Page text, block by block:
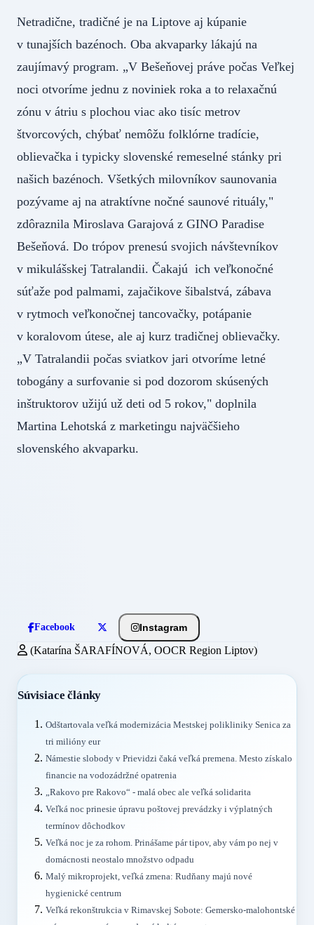
Netradične, tradičné je na Liptove aj kúpanie
v tunajších bazénoch. Oba akvaparky lákajú na
zaujímavý program. „V Bešeňovej práve počas Veľkej
noci otvoríme jednu z noviniek roka a to relaxačnú
zónu v átriu s plochou viac ako tisíc metrov
štvorcových, chýbať nemôžu folklórne tradície,
oblievačka i typicky slovenské remeselné stánky pri
našich bazénoch. Všetkých milovníkov saunovania
pozývame aj na atraktívne nočné saunové rituály,"
zdôraznila Miroslava Garajová z GINO Paradise
Bešeňová. Do trópov prenesú svojich návštevníkov
v mikulášskej Tatralandii. Čakajú ich veľkonočné
súťaže pod palmami, zajačikove šibalstvá, zábava
v rytmoch veľkonočnej tancovačky, potápanie
v koralovom útese, ale aj kurz tradičnej oblievačky.
„V Tatralandii počas sviatkov jari otvoríme letné
tobogány a surfovanie si pod dozorom skúsených
inštruktorov užijú už deti od 5 rokov," doplnila
Martina Lehotská z marketingu najväčšieho
slovenského akvaparku.
Facebook Instagram
(Katarína ŠARAFÍNOVÁ, OOCR Region Liptov)
Súvisiace články
Odštartovala veľká modernizácia Mestskej polikliniky Senica za
tri milióny eur
Námestie slobody v Prievidzi čaká veľká premena. Mesto získalo
financie na vodozádržné opatrenia
„Rakovo pre Rakovo“ - malá obec ale veľká solidarita
Veľká noc prinesie úpravu poštovej prevádzky i výplatných
termínov dôchodkov
Veľká noc je za rohom. Prinášame pár tipov, aby vám po nej v
domácnosti neostalo množstvo odpadu
Malý mikroprojekt, veľká zmena: Rudňany majú nové
hygienické centrum
Veľká rekonštrukcia v Rimavskej Sobote: Gemersko-malohontské